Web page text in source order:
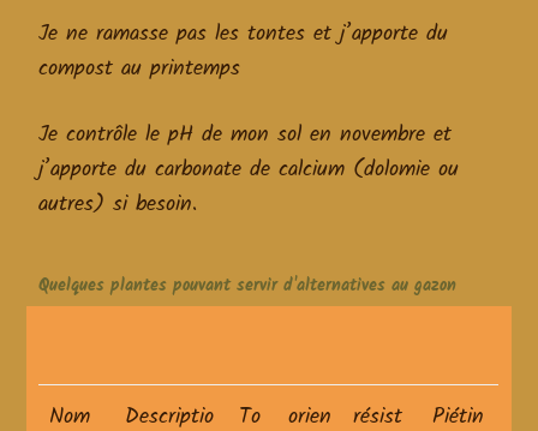
Je ne ramasse pas les tontes et j’apporte du
compost au printemps
Je contrôle le pH de mon sol en novembre et
j’apporte du carbonate de calcium (dolomie ou
autres) si besoin.
Quelques plantes pouvant servir d'alternatives au gazon
Nom Descriptio To orien résist Piétin